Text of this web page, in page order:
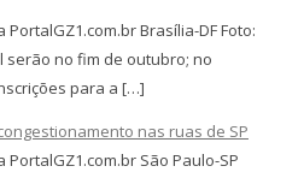
Brasília-DF Foto:
no fim de outubro; no
para a […]
nas ruas de SP
São Paulo-SP